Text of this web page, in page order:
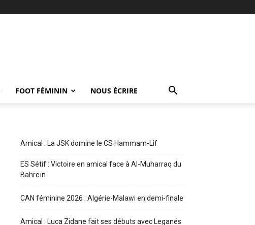
FOOT FÉMININ NOUS ÉCRIRE
Amical : La JSK domine le CS Hammam-Lif
ES Sétif : Victoire en amical face à Al-Muharraq du
Bahreïn
CAN féminine 2026 : Algérie-Malawi en demi-finale
Amical : Luca Zidane fait ses débuts avec Leganés